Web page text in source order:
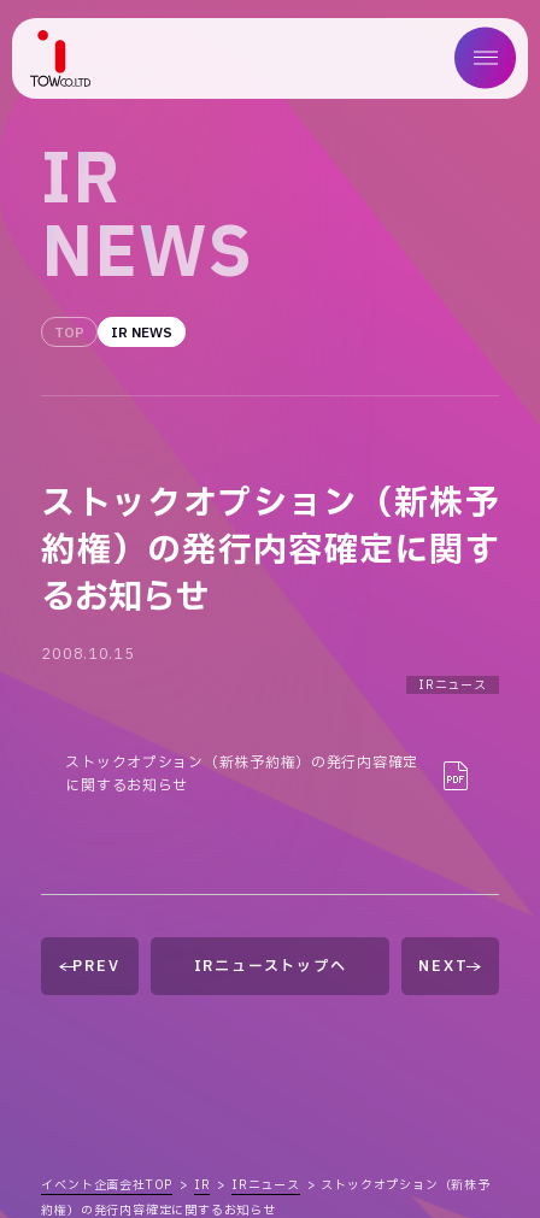
ABOUT US
WORKS
COMPANY
IR
IR
NEWS
TOP IR NEWS
ストックオプション（新株予
約権）の発行内容確定に関す
るお知らせ
2008.10.15
IRニュース
ストックオプション（新株予約権）の発行内容確定
に関するお知らせ
PREV IRニューストップへ NEXT
イベント企画会社TOP IR IRニュース
ストックオプション（新株予
約権）の発行内容確定に関するお知らせ